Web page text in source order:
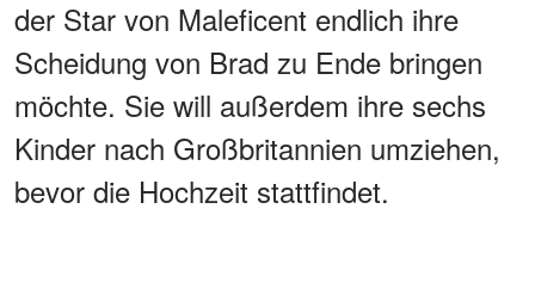
der Star von Maleficent endlich ihre
Scheidung von Brad zu Ende bringen
möchte. Sie will außerdem ihre sechs
Kinder nach Großbritannien umziehen,
bevor die Hochzeit stattfindet.